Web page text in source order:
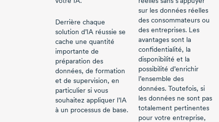
Derrière chaque
solution d’IA réussie se
cache une quantité
importante de
préparation des
données, de formation
et de supervision, en
particulier si vous
souhaitez appliquer l’IA
à un processus de base.
sur les données réelles
des consommateurs ou
des entreprises. Les
avantages sont la
confidentialité, la
disponibilité et la
possibilité d’enrichir
l’ensemble des
données. Toutefois, si
les données ne sont pas
totalement pertinentes
pour votre entreprise,